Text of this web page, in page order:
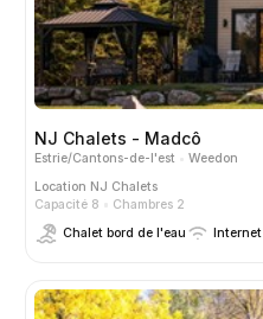
NJ Chalets - Madcô
Estrie/Cantons-de-l'est
Weedon
Location NJ Chalets
Capacité 8
Chambres 2
Chalet bord de l'eau
Internet